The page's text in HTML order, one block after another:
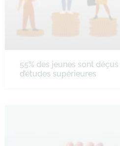
55% des jeunes sont
d’études supérieures